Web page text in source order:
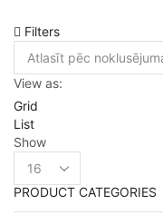
Filters
View as:
Grid
List
Show
PRODUCT CATEGORIES